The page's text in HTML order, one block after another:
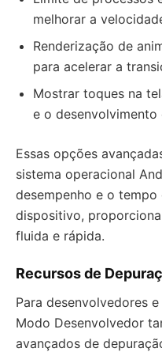
melhorar a
Renderização de
para acelerar a
Mostrar toques na
e o desenvolvimento
Essas opções
sistema operacional
desempenho e o
dispositivo,
fluida e rápida.
Recursos de
Para desenvolvedores
Modo Desenvolvedor
avançados de